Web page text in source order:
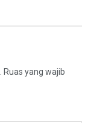
Ruas yang wajib